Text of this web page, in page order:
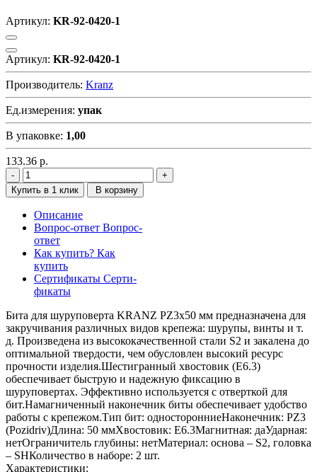
Артикул: KR-92-0420-1
Артикул: KR-92-0420-1
Производитель: Kranz
Ед.измерения: упак
В упаковке: 1,00
133.36 р.
Купить в 1 клик В корзину
Описание
Вопрос-ответ Вопрос-
ответ
Как купить? Как
купить
Сертификаты Серти-
фикаты
Бита для шуруповерта KRANZ PZ3х50 мм предназначена для
закручивания различных видов крепежа: шурупы, винты и т.
д. Произведена из высококачественной стали S2 и закалена до
оптимальной твердости, чем обусловлен высокий ресурс
прочности изделия.Шестигранный хвостовик (Е6.3)
обеспечивает быструю и надежную фиксацию в
шуруповертах. Эффективно используется с отверткой для
бит.Намагниченный наконечник биты обеспечивает удобство
работы с крепежом.Тип бит: односторонниеНаконечник: PZ3
(Pozidriv)Длина: 50 ммХвостовик: Е6.3Магнитная: даУдарная:
нетОграничитель глубины: нетМатериал: основа – S2, головка
– SHКоличество в наборе: 2 шт.
Характеристики: